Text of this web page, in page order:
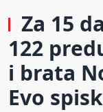
Za 15
122
i brata
Evo